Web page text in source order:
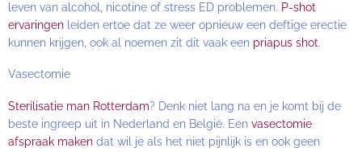
leven van alcohol, nicotine of stress ED problemen. P-shot
ervaringen leiden ertoe dat ze weer opnieuw een deftige erectie
kunnen krijgen, ook al noemen zit dit vaak een priapus shot.
Vasectomie
Sterilisatie man Rotterdam? Denk niet lang na en je komt bij de
beste ingreep uit in Nederland en België. Een vasectomie
afspraak maken dat wil je als het niet pijnlijk is en ook geen